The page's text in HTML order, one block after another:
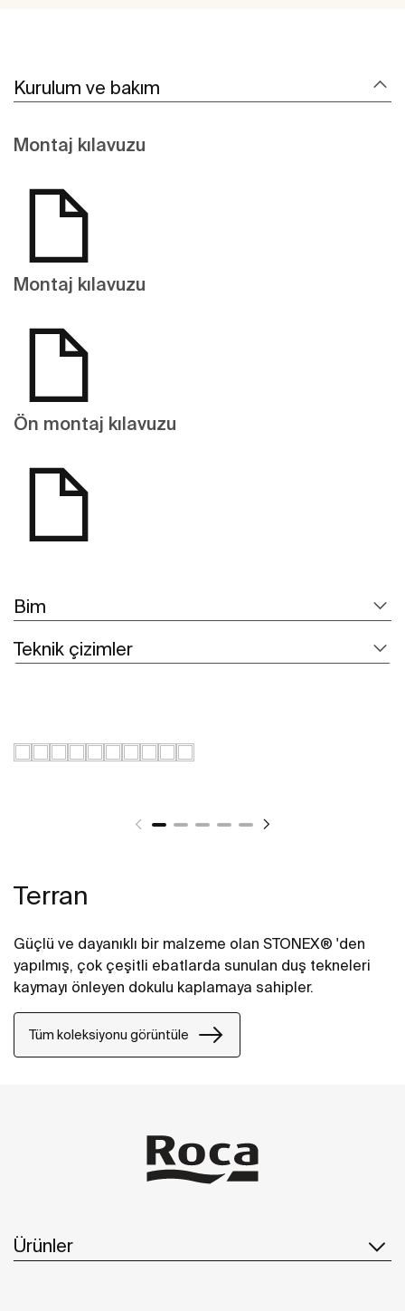
Kurulum ve bakım
Montaj kılavuzu
Montaj kılavuzu
Ön montaj kılavuzu
Bim
Teknik çizimler
Terran
Güçlü ve dayanıklı bir malzeme olan STONEX® 'den
yapılmış, çok çeşitli ebatlarda sunulan duş tekneleri
kaymayı önleyen dokulu kaplamaya sahipler.
Tüm koleksiyonu görüntüle
Ürünler